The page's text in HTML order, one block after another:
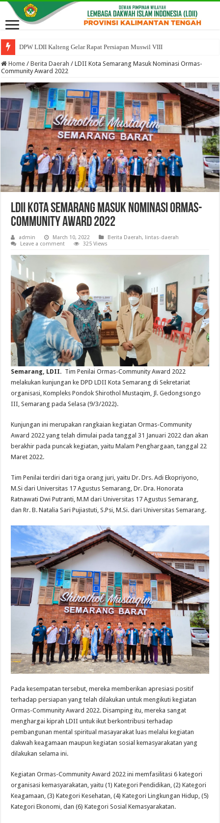
DPW LDII Kalteng Gelar Rapat Persiapan Muswil VIII
Sosialisasi Kelembagaan Bina Spiritual Perkuat Tata Kelola Organisasi
Home / Berita Daerah / LDII Kota Semarang Masuk Nominasi Ormas-
Community Award 2022
LDII Kota Semarang Masuk Nominasi Ormas-
Community Award 2022
admin March 10, 2022 Berita Daerah, lintas-daerah
Leave a comment
325 Views
Semarang, LDII. Tim Penilai Ormas-Community Award 2022
melakukan kunjungan ke DPD LDII Kota Semarang di Sekretariat
organisasi, Kompleks Pondok Shirothol Mustaqim, Jl. Gedongsongo
III, Semarang pada Selasa (9/3/2022).
Kunjungan ini merupakan rangkaian kegiatan Ormas-Community
Award 2022 yang telah dimulai pada tanggal 31 Januari 2022 dan akan
berakhir pada puncak kegiatan, yaitu Malam Penghargaan, tanggal 22
Maret 2022.
Tim Penilai terdiri dari tiga orang juri, yaitu Dr. Drs. Adi Ekopriyono,
M.Si dari Universitas 17 Agustus Semarang, Dr. Dra. Honorata
Ratnawati Dwi Putranti, M.M dari Universitas 17 Agustus Semarang,
dan Rr. B. Natalia Sari Pujiastuti, S.Psi, M.Si. dari Universitas Semarang.
Pada kesempatan tersebut, mereka memberikan apresiasi positif
terhadap persiapan yang telah dilakukan untuk mengikuti kegiatan
Ormas-Community Award 2022. Disamping itu, mereka sangat
menghargai kiprah LDII untuk ikut berkontribusi terhadap
pembangunan mental spiritual masayarakat luas melalui kegiatan
dakwah keagamaan maupun kegiatan sosial kemasyarakatan yang
dilakukan selama ini.
Kegiatan Ormas-Community Award 2022 ini memfasilitasi 6 kategori
organisasi kemasyarakatan, yaitu (1) Kategori Pendidikan, (2) Kategori
Keagamaan, (3) Kategori Kesehatan, (4) Kategori Lingkungan Hidup, (5)
Kategori Ekonomi, dan (6) Kategori Sosial Kemasyarakatan.